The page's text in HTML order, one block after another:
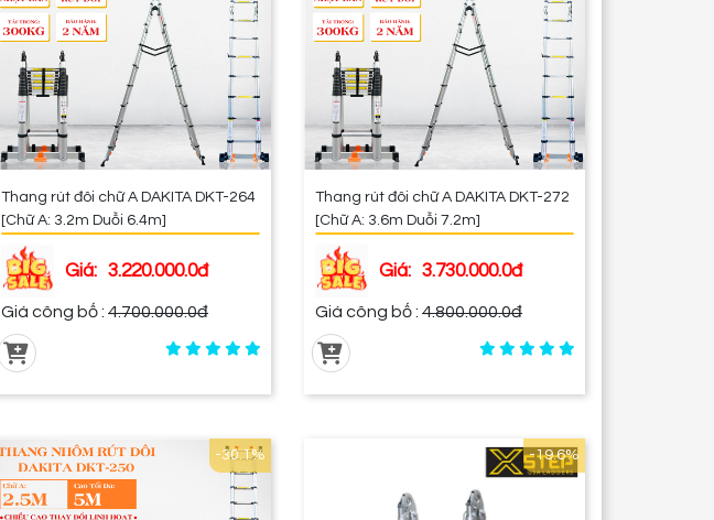
Thang rút đôi chữ A DAKITA DKT-264
[Chữ A: 3.2m Duỗi 6.4m]
Giá: 3.220.000.0đ
Giá công bố : 4.700.000.0đ
Thang rút đôi chữ A DAKITA DKT-272
[Chữ A: 3.6m Duỗi 7.2m]
Giá: 3.730.000.0đ
Giá công bố : 4.800.000.0đ
-30.1% -19.6%